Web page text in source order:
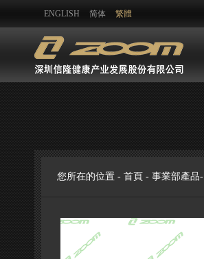
ENGLISH 简体 繁體
您所在的位置 - 首頁 - 事業部產品-